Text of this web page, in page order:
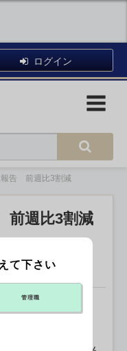
ログイン
報告 前週比3割減
週比3割減
（12月8－14
て下さい
管理職